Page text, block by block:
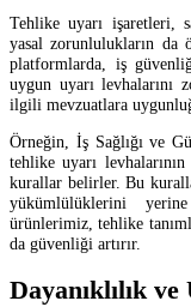
Tehlike uyarı işaretleri,
yasal zorunlulukların da
platformlarda, iş
uygun uyarı
ilgili mevzuatlara
Örneğin, İş Sağlığı ve
tehlike uyarı
kurallar belirler. Bu
yükümlülüklerini
ürünlerimiz, tehlike
da güvenliği artırır.
Dayanıklılık